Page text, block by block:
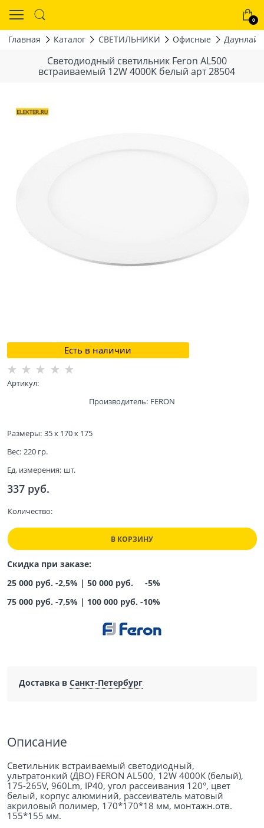
0
Главная Каталог СВЕТИЛЬНИКИ Офисные
Светодиодный светильник Feron AL500
встраиваемый 12W 4000K белый арт 28504
Есть в наличии
Артикул:
Производитель: FERON
Размеры: 35 x 170 x 175
Вес: 220 гр.
Ед. измерения: шт.
337 руб.
Количество:
В КОРЗИНУ
Скидка при заказе:
25 000 руб. -2,5% | 50 000 руб. -5%
75 000 руб. -7,5% | 100 000 руб. -10%
Доставка в Санкт-Петербург
Описание
Светильник встраиваемый светодиодный,
ультратонкий (ДВО) FERON AL500, 12W 4000К (белый),
175-265V, 960Lm, IP40, угол рассеивания 120°, цвет
белый, корпус алюминий, рассеиватель матовый
акриловый полимер, 170*170*18 мм, монтажн.отв.
155*155 мм.